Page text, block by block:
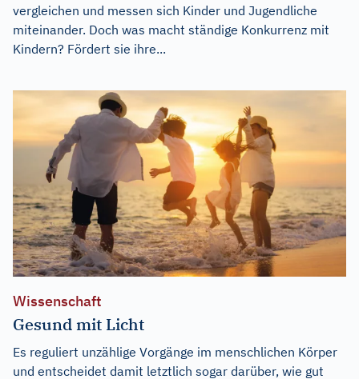
vergleichen und messen sich Kinder und Jugendliche
miteinander. Doch was macht ständige Konkurrenz mit
Kindern? Fördert sie ihre...
Wissenschaft
Gesund mit Licht
Es reguliert unzählige Vorgänge im menschlichen Körper
und entscheidet damit letztlich sogar darüber, wie gut